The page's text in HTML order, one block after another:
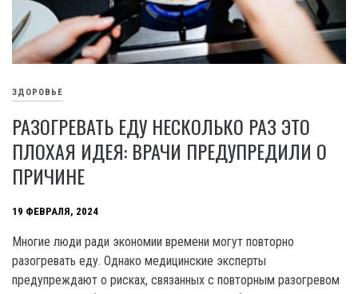
ЗДОРОВЬЕ
РАЗОГРЕВАТЬ ЕДУ НЕСКОЛЬКО РАЗ ЭТО
ПЛОХАЯ ИДЕЯ: ВРАЧИ ПРЕДУПРЕДИЛИ О
ПРИЧИНЕ
19 ФЕВРАЛЯ, 2024
Многие люди ради экономии времени могут повторно
разогревать еду. Однако медицинские эксперты
предупреждают о рисках, связанных с повторным разогревом